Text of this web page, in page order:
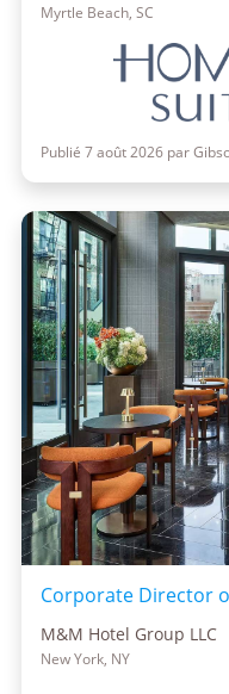
Myrtle Beach, SC
Publié 7 août 2026 par
Corporate Director
M&M Hotel Group LLC
New York, NY